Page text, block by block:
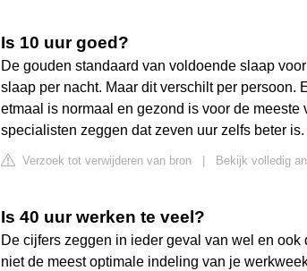
Is 10 uur goed?
De gouden standaard van voldoende slaap
slaap per nacht. Maar dit verschilt per persoon.
etmaal is normaal en gezond is voor de
specialisten zeggen dat zeven uur zelfs beter is.
Verzoek tot verwijderen van bron Bekijk volledig
Is 40 uur werken te veel?
De cijfers zeggen in ieder geval van wel en
niet de meest optimale indeling van je